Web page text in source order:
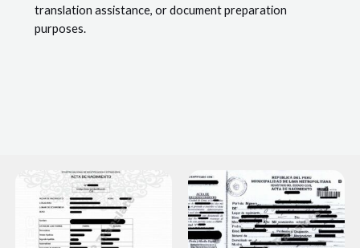
translation assistance, or document preparation
purposes.